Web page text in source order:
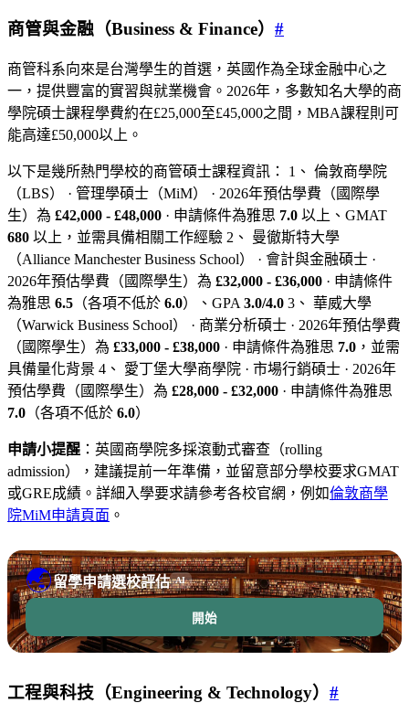
商管與金融（Business & Finance） #
商管科系向來是台灣學生的首選，英國作為全球金融中心之
一，提供豐富的實習與就業機會。2026年，多數知名大學的商
學院碩士課程學費約在£25,000至£45,000之間，MBA課程則可
能高達£50,000以上。
以下是幾所熱門學校的商管碩士課程資訊： 1、 倫敦商學院
（LBS） · 管理學碩士（MiM） · 2026年預估學費（國際學
生）為 £42,000 - £48,000 · 申請條件為雅思 7.0 以上、GMAT
680 以上，並需具備相關工作經驗 2、 曼徹斯特大學
（Alliance Manchester Business School） · 會計與金融碩士 ·
2026年預估學費（國際學生）為 £32,000 - £36,000 · 申請條件
為雅思 6.5 （各項不低於 6.0）、GPA 3.0/4.0 3、 華威大學
（Warwick Business School） · 商業分析碩士 · 2026年預估學費
（國際學生）為 £33,000 - £38,000 · 申請條件為雅思 7.0 ，並需
具備量化背景 4、 愛丁堡大學商學院 · 市場行銷碩士 · 2026年
預估學費（國際學生）為 £28,000 - £32,000 · 申請條件為雅思
7.0 （各項不低於 6.0）
申請小提醒 ：英國商學院多採滾動式審查（rolling
admission），建議提前一年準備，並留意部分學校要求GMAT
或GRE成績。詳細入學要求請參考各校官網，例如倫敦商學
院MiM申請頁面 。
🌏留學申請選校評估 AI
開始
工程與科技（Engineering & Technology） #